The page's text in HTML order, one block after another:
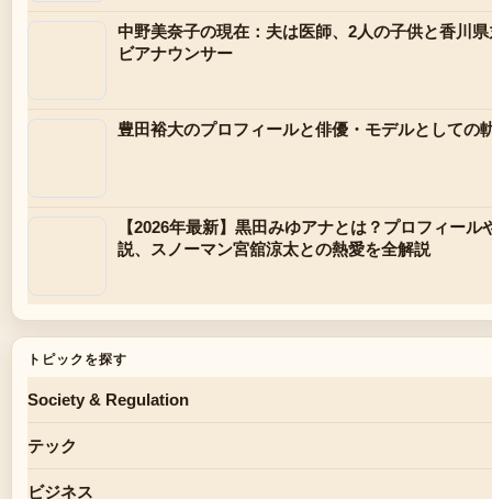
中野美奈子の現在：夫は医師、2人の子供と香川
ビアナウンサー
豊田裕大のプロフィールと俳優・モデルとしての
【2026年最新】黒田みゆアナとは？プロフィー
説、スノーマン宮舘涼太との熱愛を全解説
トピックを探す
Society & Regulation
テック
ビジネス